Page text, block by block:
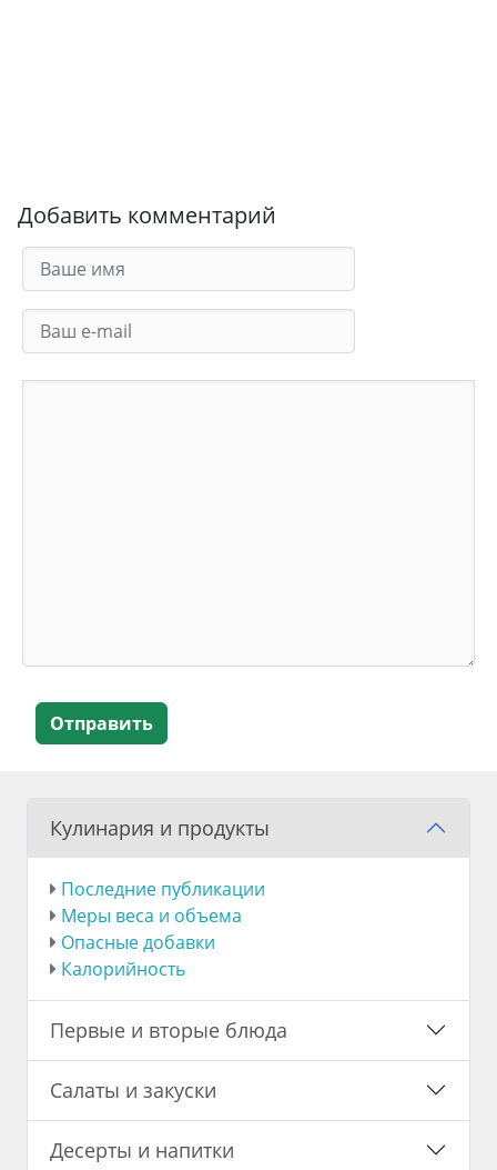
Добавить комментарий
Отправить
Кулинария и продукты
Последние публикации
Меры веса и объема
Опасные добавки
Калорийность
Первые и вторые блюда
Салаты и закуски
Десерты и напитки